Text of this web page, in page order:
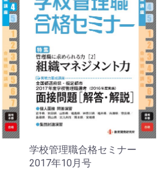
学校管理職合格セミナー
2017年10月号